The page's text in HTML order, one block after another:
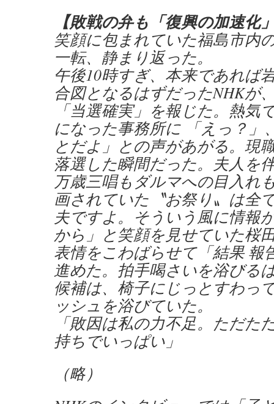
【敗戦の弁も「復興の加速化
笑顔に包まれていた福島市内
一転、静まり返った。
午後10時すぎ、本来であれば
合図となるはずだったNHKが
「当選確実」を報じた。熱気
になった事務所に 「えっ？」
とだよ」との声があがる。現
落選した瞬間だった。夫人を
万歳三唱もダルマへの目入れ
画されていた〝お祭り〟は全
夫ですよ。そういう風に情報
から」と笑顔を見せていた桜
表情をこわばらせて「結果 報
進めた。拍手喝さいを浴びる
候補は、椅子にじっとすわっ
ッシュを浴びていた。
「敗因は私の力不足。ただた
持ちでいっぱい」
（略）